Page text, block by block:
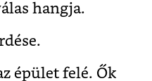
hangja.
épület felé. Ők